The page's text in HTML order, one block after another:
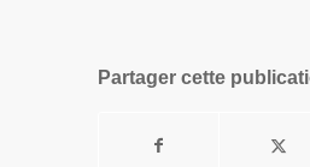
Partager cette